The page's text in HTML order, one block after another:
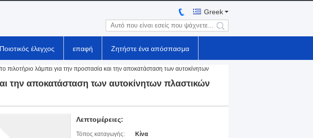
Greek
search
Ποιοτικός έλεγχος επαφή Ζητήστε ένα απόσπασμα
πιλοτήριο λάμπει για την προστασία και την αποκατάσταση των αυτοκίνητων
την αποκατάσταση των αυτοκίνητων πλαστικών
Λεπτομέρειες:
Τόπος καταγωγής:
Κίνα